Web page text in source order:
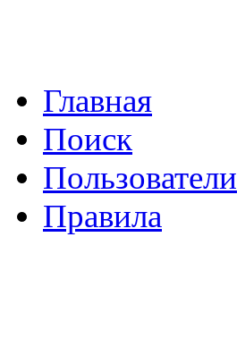
Главная
Поиск
Пользователи
Правила